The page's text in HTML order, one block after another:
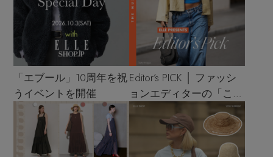
「エブール」10周年を祝
うイベントを開催
Editor’s PICK │ ファッシ
ョンエディターの「これ
買い！」リスト